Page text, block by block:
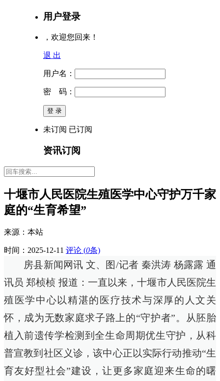
用户登录
，欢迎您回来！
退 出
用户名：
密 码：
未订阅 已订阅
资讯订阅
十堰市人民医院生殖医学中心守护万千家
庭的“生育希望”
来源：本站
时间： 2025-12-11 评论 (0条)
房县新闻网讯 文、图/记者 秦洪涛 杨露露 通
讯员 郑桢桢 报道：一直以来，十堰市人民医院生
殖医学中心以精湛的医疗技术与深厚的人文关
怀，成为无数家庭求子路上的“守护者”。从胚胎
植入前遗传学检测到全生命周期优生守护，从科
普宣教到社区义诊，该中心正以实际行动推动“生
育友好型社会”建设，让更多家庭迎来生命的曙